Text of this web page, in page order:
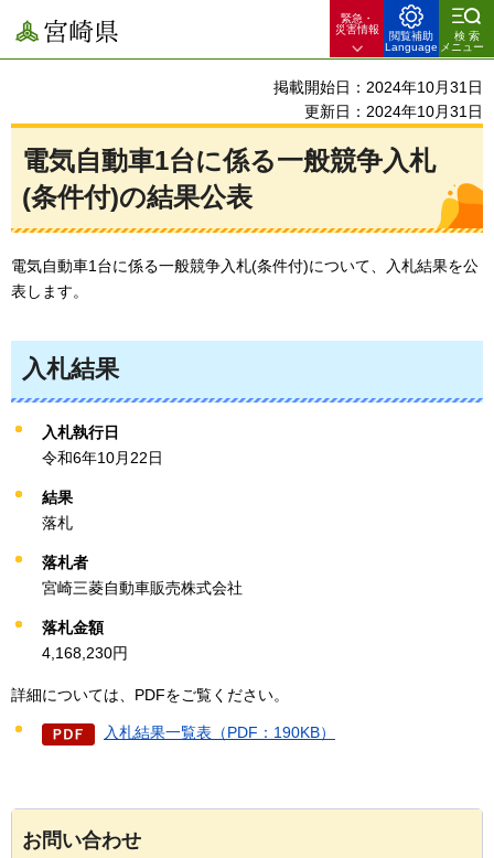
宮崎県
緊急・
災害情報
閲覧補助
Language
検索
メニュー
掲載開始日：2024年10月31日
更新日：2024年10月31日
電気自動車1台に係る一般競争入札
(条件付)の結果公表
電気自動車1台に係る一般競争入札(条件付)について、入札結果を公
表します。
入札結果
入札執行日
令和6年10月22日
結果
落札
落札者
宮崎三菱自動車販売株式会社
落札金額
4,168,230円
詳細については、PDFをご覧ください。
入札結果一覧表（PDF：190KB）
お問い合わせ